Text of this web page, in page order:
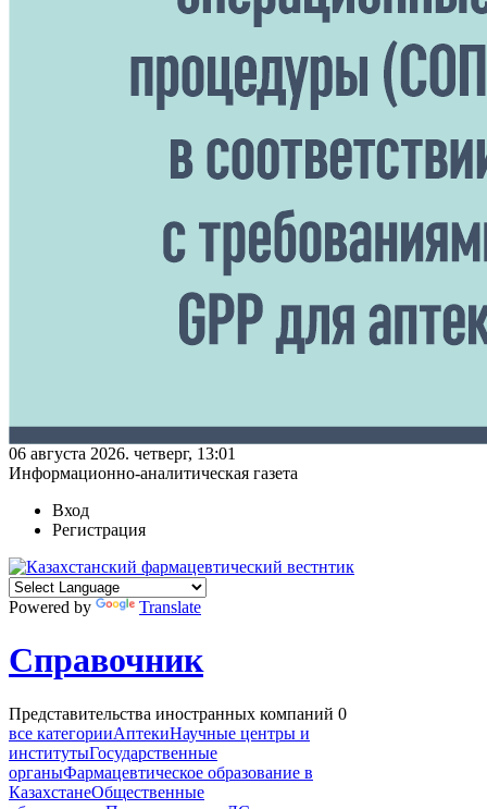
06 августа 2026. четверг, 13:01
Информационно-аналитическая газета
Вход
Регистрация
Powered by Translate
Справочник
Представительства иностранных компаний 0
все категорииАптекиНаучные центры и
институтыГосударственные
органыФармацевтическое образование в
КазахстанеОбщественные